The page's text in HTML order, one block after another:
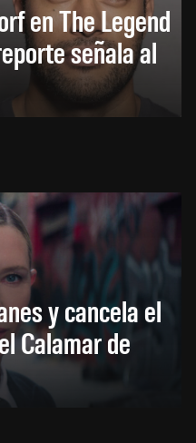
en The Legend
señala al
y cancela el
Calamar de